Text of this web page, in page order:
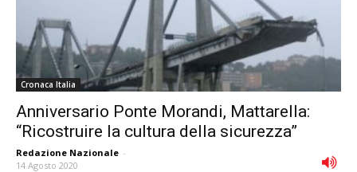
Cronaca Italia
Anniversario Ponte Morandi, Mattarella:
“Ricostruire la cultura della sicurezza”
Redazione Nazionale -
14 Agosto 2020